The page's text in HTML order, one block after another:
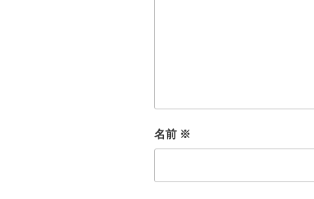
名前 ※